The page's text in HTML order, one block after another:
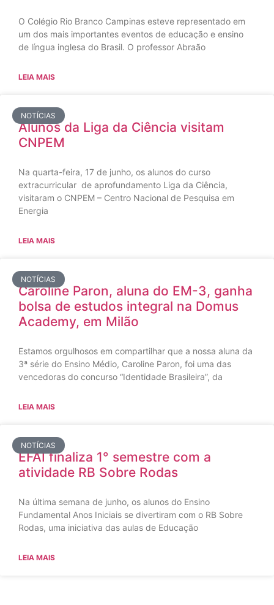
O Colégio Rio Branco Campinas esteve representado em
um dos mais importantes eventos de educação e ensino
de língua inglesa do Brasil. O professor Abraão
LEIA MAIS
NOTÍCIAS
Alunos da Liga da Ciência visitam
CNPEM
Na quarta-feira, 17 de junho, os alunos do curso
extracurricular de aprofundamento Liga da Ciência,
visitaram o CNPEM – Centro Nacional de Pesquisa em
Energia
LEIA MAIS
NOTÍCIAS
Caroline Paron, aluna do EM-3, ganha
bolsa de estudos integral na Domus
Academy, em Milão
Estamos orgulhosos em compartilhar que a nossa aluna da
3ª série do Ensino Médio, Caroline Paron, foi uma das
vencedoras do concurso “Identidade Brasileira”, da
LEIA MAIS
NOTÍCIAS
EFAI finaliza 1° semestre com a
atividade RB Sobre Rodas
Na última semana de junho, os alunos do Ensino
Fundamental Anos Iniciais se divertiram com o RB Sobre
Rodas, uma iniciativa das aulas de Educação
LEIA MAIS